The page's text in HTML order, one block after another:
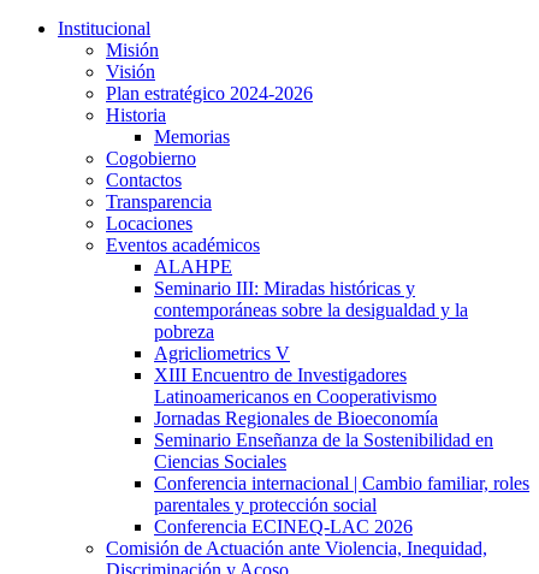
Institucional
Misión
Visión
Plan estratégico 2024-2026
Historia
Memorias
Cogobierno
Contactos
Transparencia
Locaciones
Eventos académicos
ALAHPE
Seminario III: Miradas históricas y
contemporáneas sobre la desigualdad y la
pobreza
Agricliometrics V
XIII Encuentro de Investigadores
Latinoamericanos en Cooperativismo
Jornadas Regionales de Bioeconomía
Seminario Enseñanza de la Sostenibilidad en
Ciencias Sociales
Conferencia internacional | Cambio familiar, roles
parentales y protección social
Conferencia ECINEQ-LAC 2026
Comisión de Actuación ante Violencia, Inequidad,
Discriminación y Acoso